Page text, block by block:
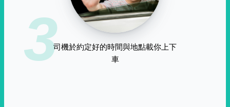
3司機於約定好的時間與地點載你上下
車